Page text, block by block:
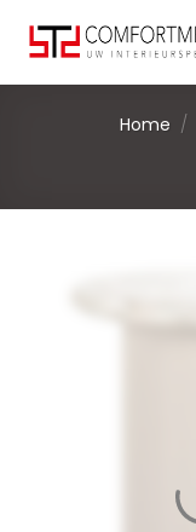
content
Home /